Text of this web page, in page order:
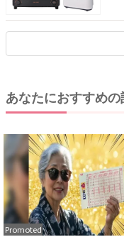
あなたにおすすめの
Promoted